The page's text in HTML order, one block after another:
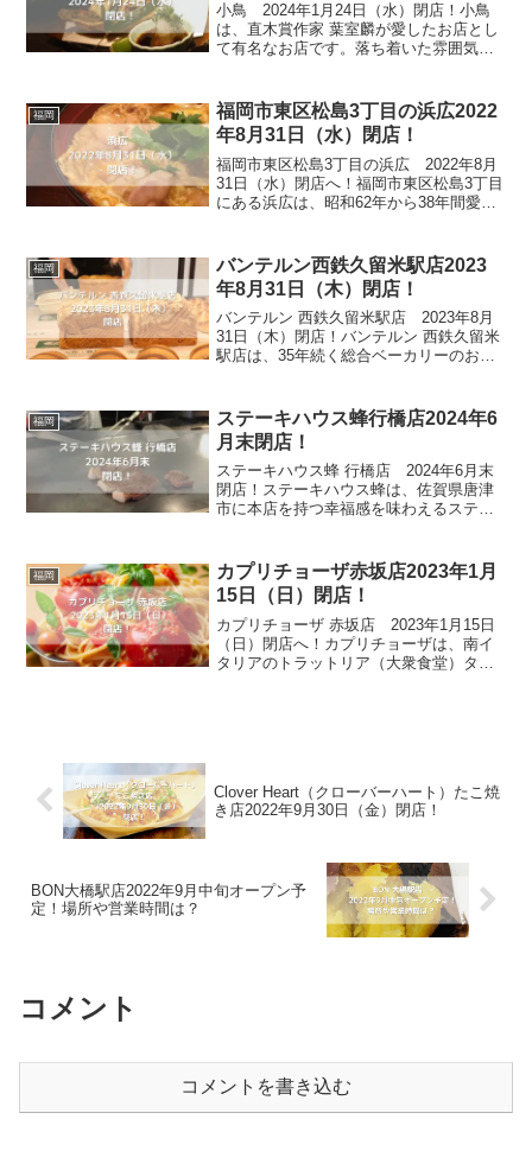
小鳥 2024年1月24日（水）閉店！小鳥
は、直木賞作家 葉室麟が愛したお店とし
て有名なお店です。落ち着いた雰囲気が
食事会などにもよく利用されています。
色々な人に愛されて...
福岡
福岡市東区松島3丁目の浜広2022
年8月31日（水）閉店！
福岡市東区松島3丁目の浜広 2022年8月
31日（水）閉店へ！福岡市東区松島3丁目
にある浜広は、昭和62年から38年間愛さ
らない味を提供してくれました。です
が、年齢には...
福岡
バンテルン西鉄久留米駅店2023
年8月31日（木）閉店！
バンテルン 西鉄久留米駅店 2023年8月
31日（木）閉店！バンテルン 西鉄久留米
駅店は、35年続く総合ベーカリーのお店
気が西鉄久留米駅を利用する人たちを出
迎えてくれ...
福岡
ステーキハウス蜂行橋店2024年6
月末閉店！
ステーキハウス蜂 行橋店 2024年6月末
閉店！ステーキハウス蜂は、佐賀県唐津
市に本店を持つ幸福感を味わえるステー
め、テーブル席や個室が用意され、用途
に応じて利用しやす...
福岡
カプリチョーザ赤坂店2023年1月
15日（日）閉店！
カプリチョーザ 赤坂店 2023年1月15日
（日）閉店へ！カプリチョーザは、南イ
タリアのトラットリア（大衆食堂）タイ
Clover Heart（クローバーハート）たこ焼
き店2022年9月30日（金）閉店！
BON大橋駅店2022年9月中旬オープン予
定！場所や営業時間は？
コメント
コメントを書き込む